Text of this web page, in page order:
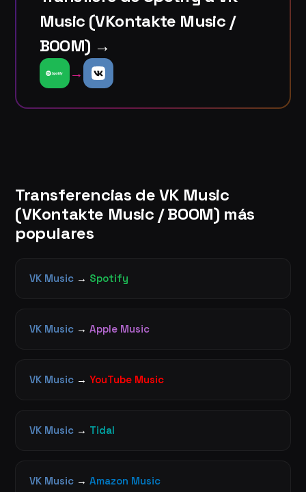
Music (VKontakte Music /
BOOM) →
→
Transferencias de VK Music
(VKontakte Music / BOOM) más
populares
VK Music → Spotify
VK Music → Apple Music
VK Music → YouTube Music
VK Music → Tidal
VK Music → Amazon Music